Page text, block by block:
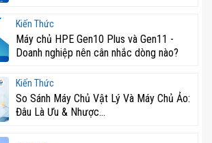
Kiến Thức
Máy chủ HPE Gen10 Plus và Gen11 -
Doanh nghiệp nên cân nhắc dòng nào?
Kiến Thức
So Sánh Máy Chủ Vật Lý Và Máy Chủ Ảo:
Đâu Là Ưu & Nhược...